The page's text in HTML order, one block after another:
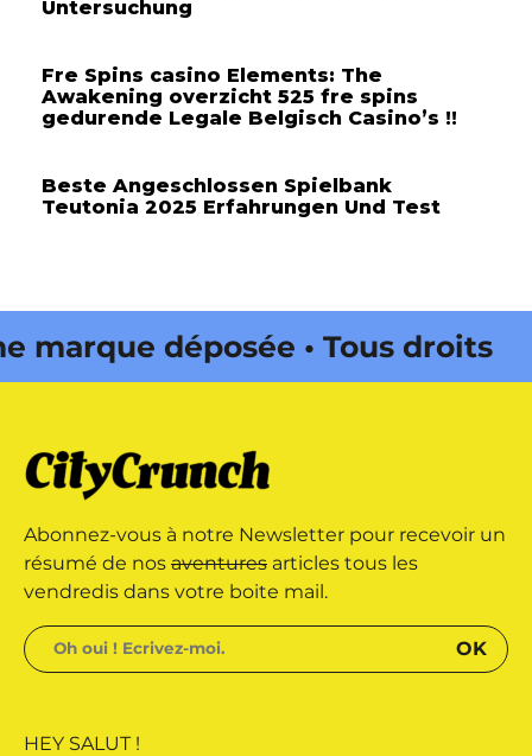
Untersuchung
Fre Spins casino Elements: The
Awakening overzicht 525 fre spins
gedurende Legale Belgisch Casino’s !!
Beste Angeschlossen Spielbank
Teutonia 2025 Erfahrungen Und Test
déposée • Tous droits
déposée • Tous droits
par Buena Onda Web •
Abonnez-vous à notre Newsletter pour recevoir un
résumé de nos aventures articles tous les
vendredis dans votre boite mail.
HEY SALUT !